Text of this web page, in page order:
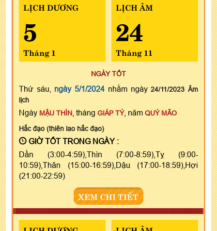
LỊCH DƯƠNG
5
Tháng 1
LỊCH ÂM
24
Tháng 11
NGÀY TỐT
Thứ sáu, ngày 5/1/2024 nhằm ngày24/11/2023 Âm
lịch
Ngày MẬU THÌN , tháng GIÁP TÝ, năm QUÝ MÃO
Hắc đạo (thiên lao hắc đạo)
GIỜ TỐT TRONG NGÀY :
Dần (3:00-4:59),Thìn (7:00-8:59),Tỵ (9:00-
10:59),Thân (15:00-16:59),Dậu (17:00-18:59),Hợi
(21:00-22:59)
XEM CHI TIẾT